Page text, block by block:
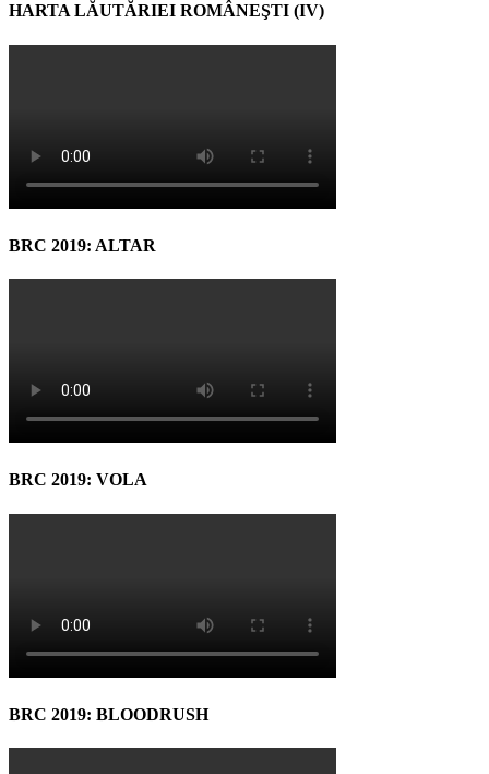
HARTA LĂUTĂRIEI ROMÂNEŞTI (IV)
BRC 2019: ALTAR
BRC 2019: VOLA
BRC 2019: BLOODRUSH